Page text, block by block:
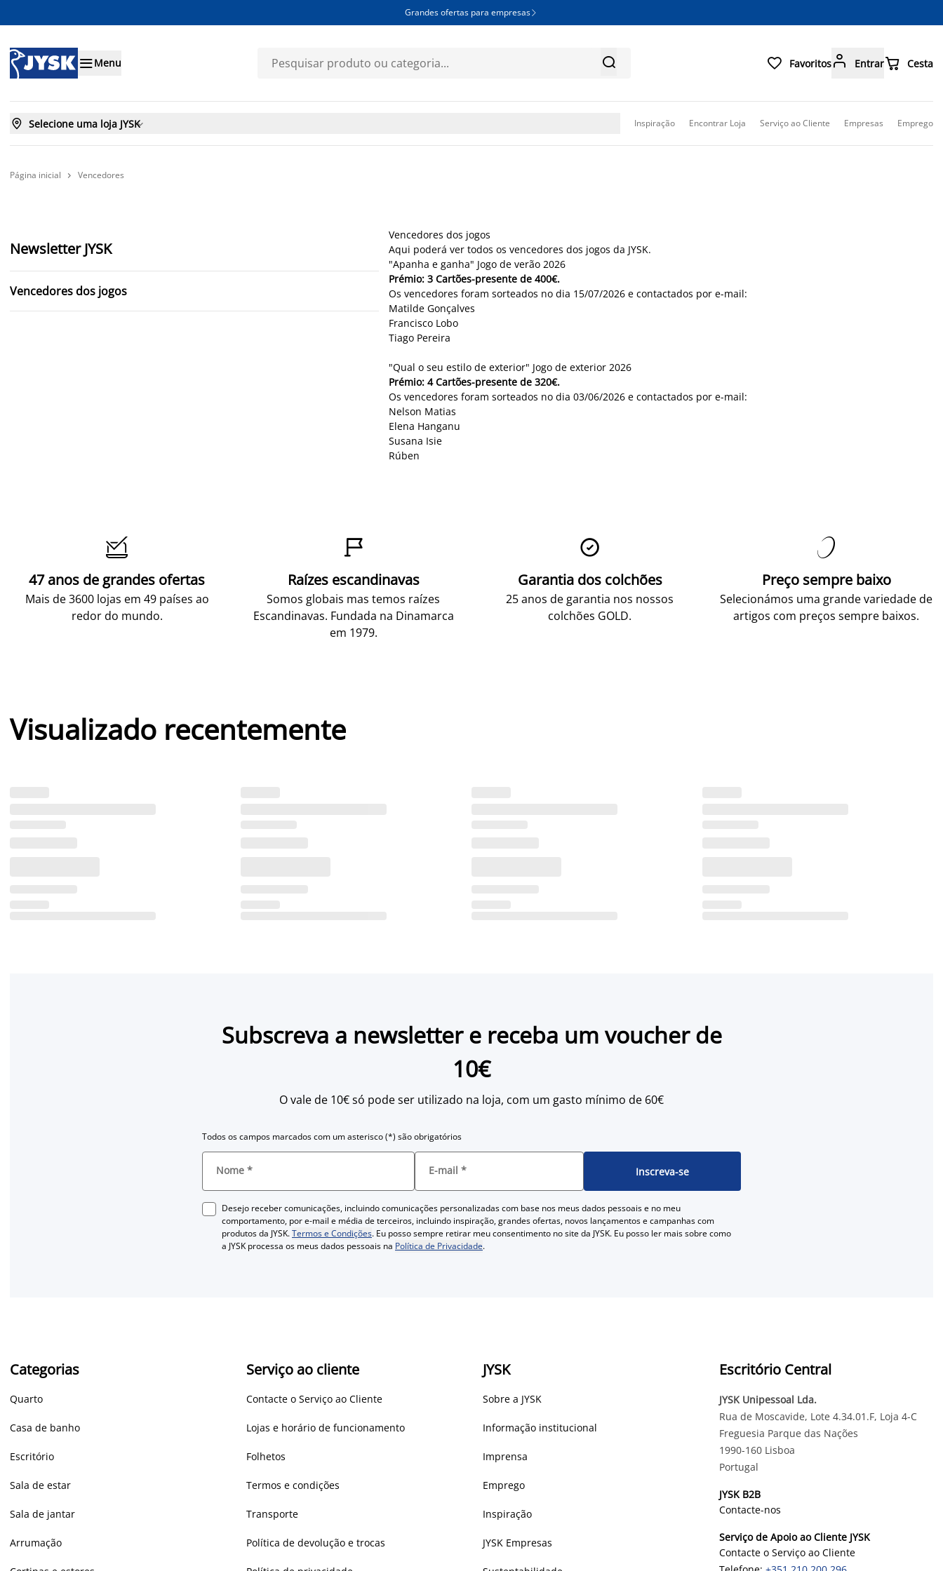
Grandes ofertas para empresas 
Menu   Favoritos Entrar Cesta
 Selecione uma loja JYSK Inspiração Encontrar Loja Serviço ao Cliente Empresas Emprego
Página inicial  Vencedores
Newsletter JYSK
Vencedores dos jogos
Vencedores dos jogos
Aqui poderá ver todos os vencedores dos jogos da JYSK.
"Apanha e ganha" Jogo de verão 2026
Prémio: 3 Cartões-presente de 400€.
Os vencedores foram sorteados no dia 15/07/2026 e contactados por e-mail:
Matilde Gonçalves
Francisco Lobo
Tiago Pereira
"Qual o seu estilo de exterior" Jogo de exterior 2026
Prémio: 4 Cartões-presente de 320€.
Os vencedores foram sorteados no dia 03/06/2026 e contactados por e-mail:
Nelson Matias
Elena Hanganu
Susana Isie
Rúben

47 anos de grandes ofertas
Mais de 3600 lojas em 49 países ao
redor do mundo.

Raízes escandinavas
Somos globais mas temos raízes
Escandinavas. Fundada na Dinamarca
em 1979.

Garantia dos colchões
25 anos de garantia nos nossos
colchões GOLD.

Preço sempre baixo
Selecionámos uma grande variedade de
artigos com preços sempre baixos.
Visualizado recentemente
Subscreva a newsletter e receba um voucher de
10€
O vale de 10€ só pode ser utilizado na loja, com um gasto mínimo de 60€
Todos os campos marcados com um asterisco (*) são obrigatórios
Nome * E-mail * Inscreva-se
Desejo receber comunicações, incluindo comunicações personalizadas com base nos meus dados pessoais e no meu
comportamento, por e-mail e média de terceiros, incluindo inspiração, grandes ofertas, novos lançamentos e campanhas com
produtos da JYSK.Termos e Condições. Eu posso sempre retirar meu consentimento no site da JYSK. Eu posso ler mais sobre como
a JYSK processa os meus dados pessoais na Política de Privacidade.
Categorias
Quarto
Casa de banho
Escritório
Sala de estar
Sala de jantar
Arrumação
Serviço ao cliente
Contacte o Serviço ao Cliente
Lojas e horário de funcionamento
Folhetos
Termos e condições
Transporte
Política de devolução e trocas
JYSK
Sobre a JYSK
Informação institucional
Imprensa
Emprego
Inspiração
JYSK Empresas
Escritório Central
JYSK Unipessoal Lda.
Rua de Moscavide, Lote 4.34.01.F, Loja 4-C
Freguesia Parque das Nações
1990-160 Lisboa
Portugal
JYSK B2B
Contacte-nos
Serviço de Apoio ao Cliente JYSK
Contacte o Serviço ao Cliente